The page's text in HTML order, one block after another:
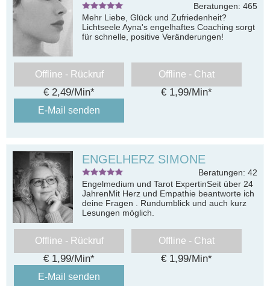
Beratungen: 465
Mehr Liebe, Glück und Zufriedenheit?
Lichtseele Ayna's engelhaftes Coaching sorgt
für schnelle, positive Veränderungen!
Offline - Rückruf
€ 2,49/Min*
Offline - Chat
€ 1,99/Min*
E-Mail senden
ENGELHERZ SIMONE
Beratungen: 42
Engelmedium und Tarot ExpertinSeit über 24
JahrenMit Herz und Empathie beantworte ich
deine Fragen . Rundumblick und auch kurz
Lesungen möglich.
Offline - Rückruf
€ 1,99/Min*
Offline - Chat
€ 1,99/Min*
E-Mail senden